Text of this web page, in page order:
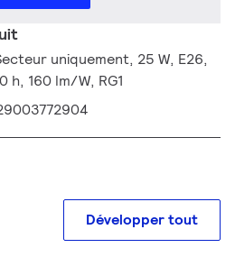
uniquement, 25 W, E26,
160 lm/W, RG1
Développer tout